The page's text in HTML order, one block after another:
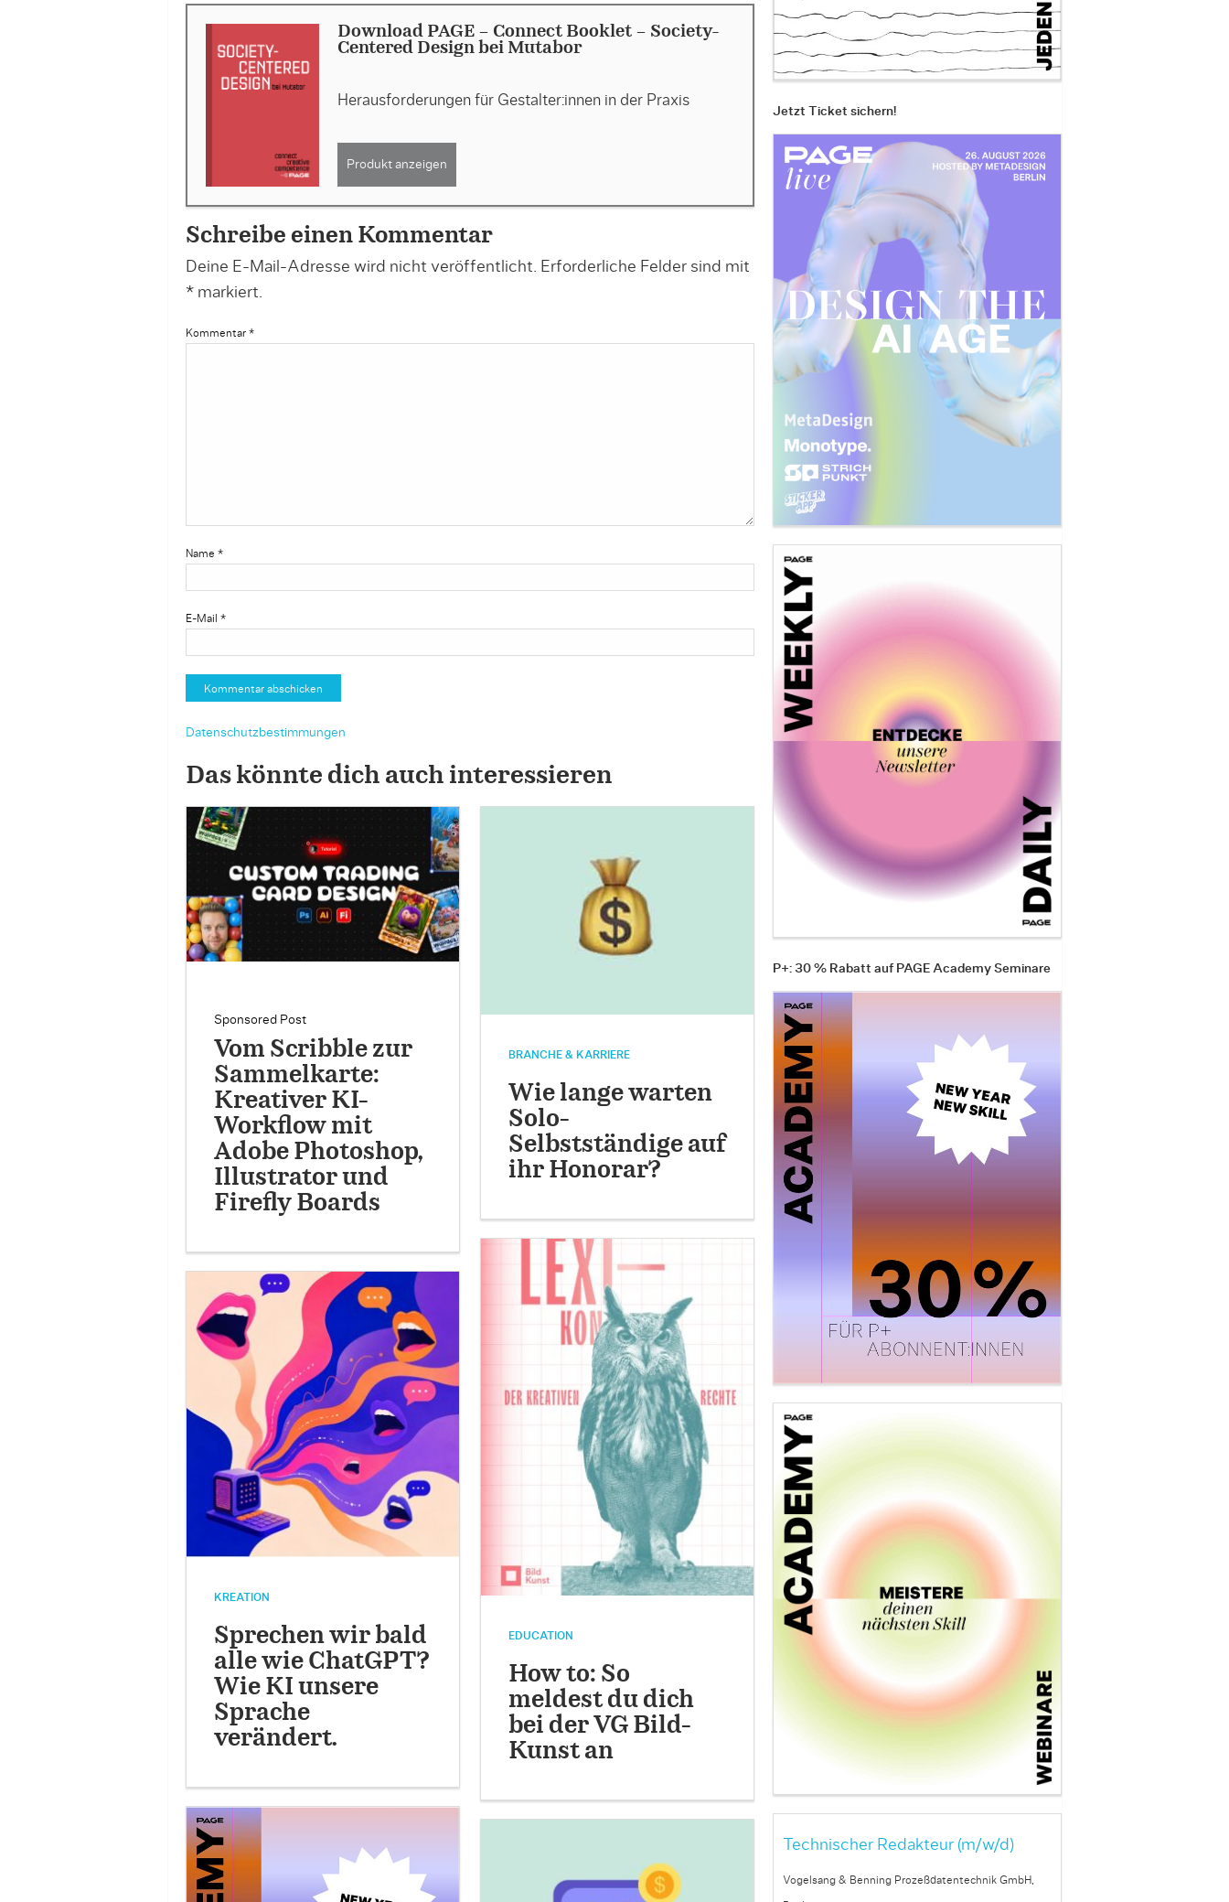
Download PAGE - Connect Booklet - Society-
Centered Design bei Mutabor
Herausforderungen für Gestalter:innen in der Praxis
Produkt anzeigen
Schreibe einen Kommentar
Deine E-Mail-Adresse wird nicht veröffentlicht. Erforderliche Felder sind mit
*markiert.
Kommentar *
Name *
E-Mail *
Datenschutzbestimmungen
Das könnte dich auch interessieren
Sponsored Post
Vom Scribble zur
Sammelkarte:
Kreativer KI-
Workflow mit
Adobe Photoshop,
Illustrator und
Firefly Boards
BRANCHE & KARRIERE
Wie lange warten
Solo-
Selbstständige auf
ihr Honorar?
KREATION
Sprechen wir bald
alle wie ChatGPT?
Wie KI unsere
Sprache
verändert.
EDUCATION
How to: So
meldest du dich
bei der VG Bild-
Kunst an
Jetzt Ticket sichern!
P+: 30 % Rabatt auf PAGE Academy Seminare
Technischer Redakteur (m/w/d)
Vogelsang & Benning Prozeßdatentechnik GmbH,